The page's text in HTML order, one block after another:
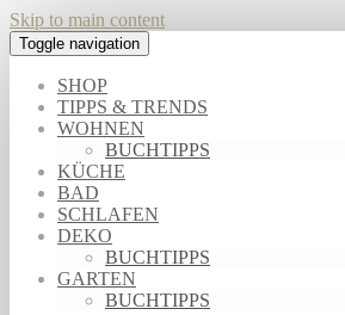
Skip to main content
Toggle navigation
SHOP
TIPPS & TRENDS
WOHNEN
BUCHTIPPS
KÜCHE
BAD
SCHLAFEN
DEKO
BUCHTIPPS
GARTEN
BUCHTIPPS